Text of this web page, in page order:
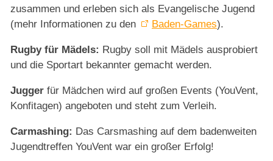
zusammen und erleben sich als Evangelische Jugend
(mehr Informationen zu den
Baden-Games).
Rugby für Mädels: Rugby soll mit Mädels ausprobiert
und die Sportart bekannter gemacht werden.
Jugger für Mädchen wird auf großen Events (YouVent,
Konfitagen) angeboten und steht zum Verleih.
Carmashing: Das Carsmashing auf dem badenweiten
Jugendtreffen YouVent war ein großer Erfolg!